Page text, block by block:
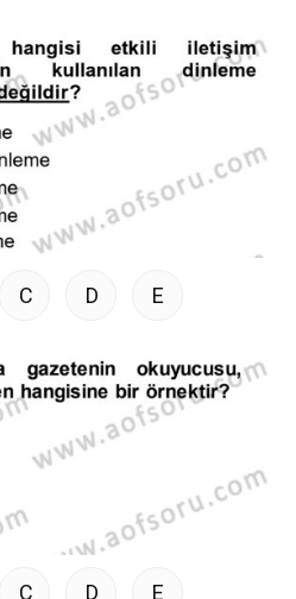
C D E
C D E